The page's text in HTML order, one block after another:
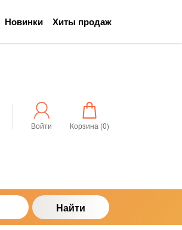
Новинки Хиты продаж
Войти Корзина (0)
Найти